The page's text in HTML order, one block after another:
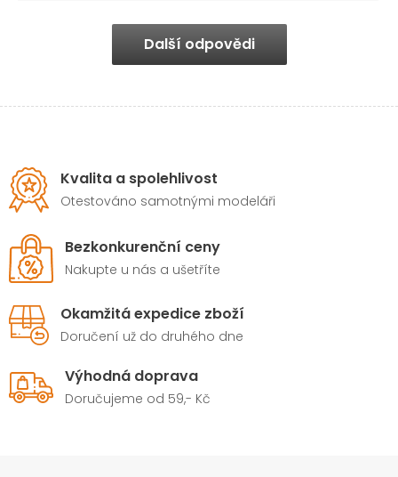
Další odpovědi
Kvalita a spolehlivost
Otestováno samotnými modeláři
Bezkonkurenční ceny
Nakupte u nás a ušetříte
Okamžitá expedice zboží
Doručení už do druhého dne
Výhodná doprava
Doručujeme od 59,- Kč